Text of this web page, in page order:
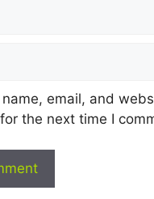
name, email, and
the next time I